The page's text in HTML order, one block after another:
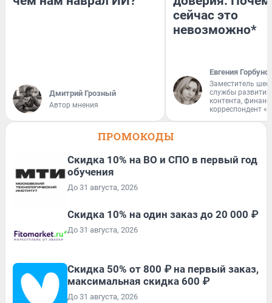
Дмитрий Грозный
Автор мнения
сейчас это
невозможно*
Евгения
Заместитель
службы
контента,
корреспондент
ПРОМОКОДЫ
Скидка 10% на ВО и СПО в первый год
обучения
До 31 августа, 2026
Скидка 10% на один заказ до 20 000 ₽
До 31 августа, 2026
Скидка 50% от 800 ₽ на первый заказ,
максимальная скидка 600 ₽
До 31 августа, 2026